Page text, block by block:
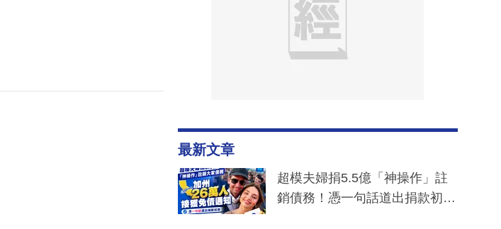
最新文章
超模夫婦捐5.5億「神操作」註
銷債務！憑一句話道出捐款初